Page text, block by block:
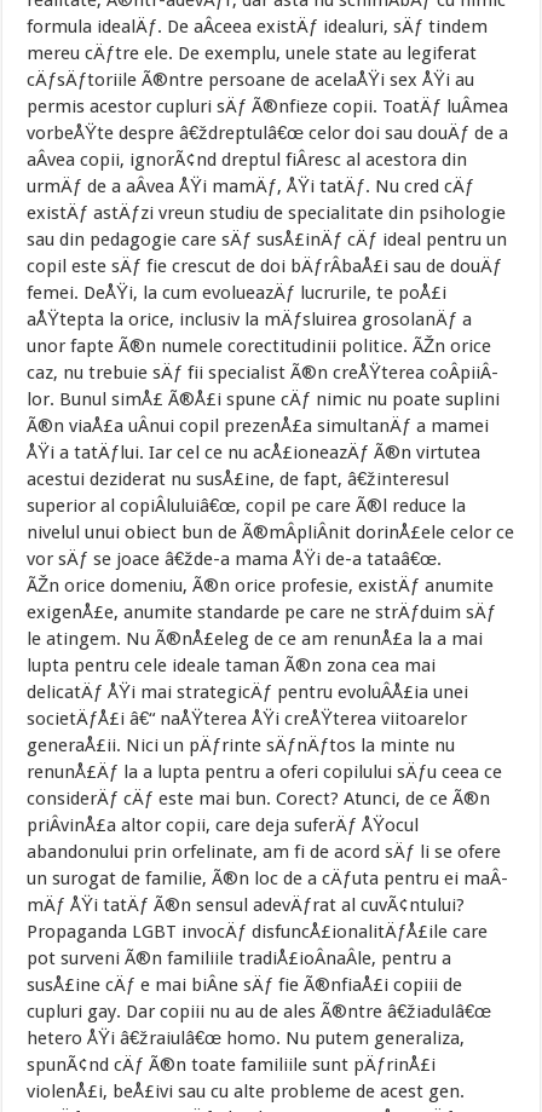
formula idealÄƒ. De aÂ­ceea existÄƒ idealuri, sÄƒ tindem
mereu cÄƒtre ele. De exemplu, unele state au legiferat
cÄƒsÄƒtoriile Ã®ntre persoane de acelaÅŸi sex ÅŸi au
permis acestor cupluri sÄƒ Ã®nfieze copii. ToatÄƒ luÂ­mea
vorbeÅŸte despre â€ždreptulâ€œ celor doi sau douÄƒ de a
aÂ­vea copii, ignorÃ¢nd dreptul fiÂ­resc al acestora din
urmÄƒ de a aÂ­vea ÅŸi mamÄƒ, ÅŸi tatÄƒ. Nu cred cÄƒ
existÄƒ astÄƒzi vreun studiu de specialitate din psihologie
sau din pedagogie care sÄƒ susÅ£inÄƒ cÄƒ ideal pentru un
copil este sÄƒ fie crescut de doi bÄƒrÂ­baÅ£i sau de douÄƒ
femei. DeÅŸi, la cum evolueazÄƒ lucrurile, te poÅ£i
aÅŸtepta la orice, inclusiv la mÄƒsluirea grosolanÄƒ a
unor fapte Ã®n numele corectitudinii politice. ÃŽn orice
caz, nu trebuie sÄƒ fii specialist Ã®n creÅŸterea coÂ­piiÂ­
lor. Bunul simÅ£ Ã®Å£i spune cÄƒ nimic nu poate suplini
Ã®n viaÅ£a uÂ­nui copil prezenÅ£a simultanÄƒ a mamei
ÅŸi a tatÄƒlui. Iar cel ce nu acÅ£ioneazÄƒ Ã®n virtutea
acestui deziderat nu susÅ£ine, de fapt, â€žinteresul
superior al copiÂ­luluiâ€œ, copil pe care Ã®l reduce la
nivelul unui obiect bun de Ã®mÂ­pliÂ­nit dorinÅ£ele celor ce
vor sÄƒ se joace â€žde-a mama ÅŸi de-a tataâ€œ.
ÃŽn orice domeniu, Ã®n orice profesie, existÄƒ anumite
exigenÅ£e, anumite standarde pe care ne strÄƒduim sÄƒ
le atingem. Nu Ã®nÅ£eleg de ce am renunÅ£a la a mai
lupta pentru cele ideale taman Ã®n zona cea mai
delicatÄƒ ÅŸi mai strategicÄƒ pentru evoluÂ­Å£ia unei
societÄƒÅ£i â€“ naÅŸterea ÅŸi creÅŸterea viitoarelor
generaÅ£ii. Nici un pÄƒrinte sÄƒnÄƒtos la minte nu
renunÅ£Äƒ la a lupta pentru a oferi copilului sÄƒu ceea ce
considerÄƒ cÄƒ este mai bun. Corect? Atunci, de ce Ã®n
priÂ­vinÅ£a altor copii, care deja suferÄƒ ÅŸocul
abandonului prin orfelinate, am fi de acord sÄƒ li se ofere
un surogat de familie, Ã®n loc de a cÄƒuta pentru ei maÂ­
mÄƒ ÅŸi tatÄƒ Ã®n sensul adevÄƒrat al cuvÃ¢ntului?
Propaganda LGBT invocÄƒ disfuncÅ£ionalitÄƒÅ£ile care
pot surveni Ã®n familiile tradiÅ£ioÂ­naÂ­le, pentru a
susÅ£ine cÄƒ e mai biÂ­ne sÄƒ fie Ã®nfiaÅ£i copiii de
cupluri gay. Dar copiii nu au de ales Ã®ntre â€žiadulâ€œ
hetero ÅŸi â€žraiulâ€œ homo. Nu putem generaliza,
spunÃ¢nd cÄƒ Ã®n toate familiile sunt pÄƒrinÅ£i
violenÅ£i, beÅ£ivi sau cu alte probleme de acest gen.